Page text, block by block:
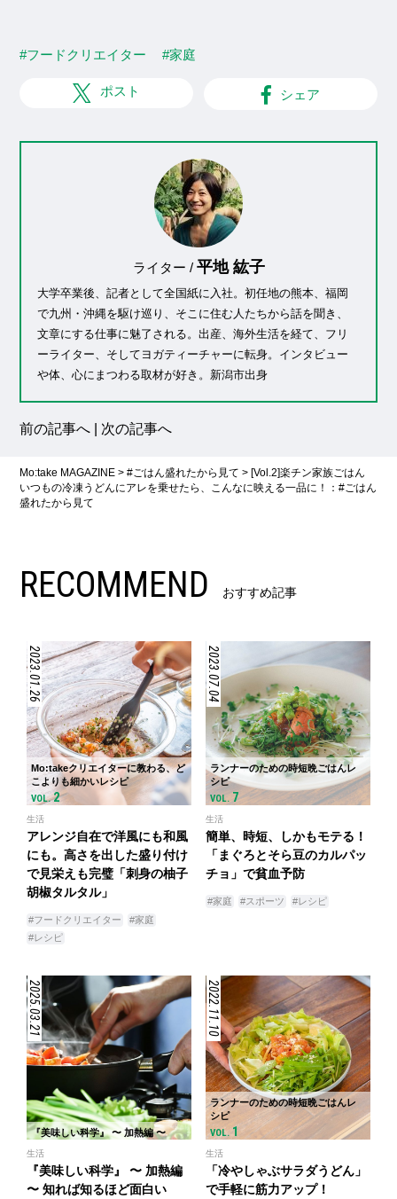
#フードクリエイター #家庭
ポスト シェア
ライター / 平地 紘子
大学卒業後、記者として全国紙に入社。初任地の熊本、福岡
で九州・沖縄を駆け巡り、そこに住む人たちから話を聞き、
文章にする仕事に魅了される。出産、海外生活を経て、フリ
ーライター、そしてヨガティーチャーに転身。インタビュー
や体、心にまつわる取材が好き。新潟市出身
前の記事へ 次の記事へ
Mo:take MAGAZINE >#ごはん盛れたから見て >[Vol.2]楽チン家族ごはん
いつもの冷凍うどんにアレを乗せたら、こんなに映える一品に！：#ごはん
盛れたから見て
RECOMMEND おすすめ記事
2023.01.26
Mo:takeクリエイターに教わる、ど
こよりも細かいレシピ
VOL.2
生活
アレンジ自在で洋風にも和風
にも。高さを出した盛り付け
で見栄えも完璧「刺身の柚子
胡椒タルタル」
#フードクリエイター
#家庭
#レシピ
2023.07.04
ランナーのための時短晩ごはんレ
シピ
VOL. 7
生活
簡単、時短、しかもモテる！
「まぐろとそら豆のカルパッ
チョ」で貧血予防
#家庭 #スポーツ #レシピ
2025.03.21
『美味しい科学』 〜 加熱編 〜
生活
『美味しい科学』 〜 加熱編
〜 知れば知るほど面白い
2022.11.10
ランナーのための時短晩ごはんレ
シピ
VOL.1
生活
「冷やしゃぶサラダうどん」
で手軽に筋力アップ！